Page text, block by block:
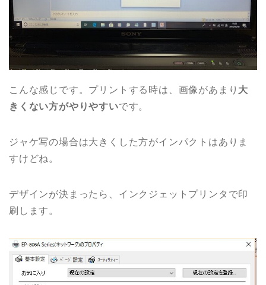
こんな感じです。プリントする時は、画像があまり 大
きくない方がやりやすいです。
ジャケ写の場合は大きくした方がインパクトはありま
すけどね。
デザインが決まったら、インクジェットプリンタで印
刷します。